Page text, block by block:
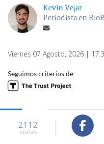
Kevin Vejar
Periodista en
Viernes 07 Agosto, 2026 |
Seguimos criterios de
2112
visitas